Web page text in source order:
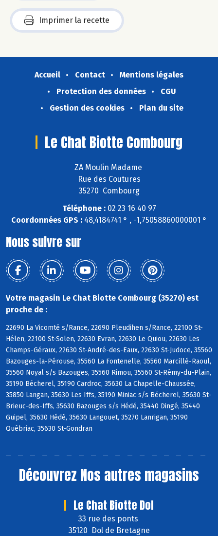
Imprimer la recette
Accueil Contact
Mentions légales
Protection des données
CGU
Gestion des cookies
Plan du site
Le Chat Biotte Combourg
ZA Moulin Madame
Rue des Coutures
35270 Combourg
Téléphone :02 23 16 40 97
Coordonnées GPS : 48,4184741 ° , -1,75058860000001 °
Nous suivre sur
Votre magasin Le Chat Biotte Combourg (35270) est
proche de :
22690 La Vicomté s/Rance, 22690 Pleudihen s/Rance, 22100 St-
Hélen, 22100 St-Solen, 22630 Evran, 22630 Le Quiou, 22630 Les
Champs-Géraux, 22630 St-André-des-Eaux, 22630 St-Judoce, 35560
Bazouges-la-Pérouse, 35560 La Fontenelle, 35560 Marcillé-Raoul,
35560 Noyal s/s Bazouges, 35560 Rimou, 35560 St-Rémy-du-Plain,
35190 Bécherel, 35190 Cardroc, 35630 La Chapelle-Chaussée,
35850 Langan, 35630 Les Iffs, 35190 Miniac s/s Bécherel, 35630 St-
Brieuc-des-Iffs, 35630 Bazouges s/s Hédé, 35440 Dingé, 35440
Guipel, 35630 Hédé, 35630 Langouet, 35270 Lanrigan, 35190
Québriac, 35630 St-Gondran
Découvrez Nos autres magasins
Le Chat Biotte Dol
33 rue des ponts
35120 Dol de Bretagne